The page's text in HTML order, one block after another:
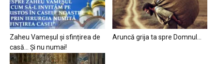
Zaheu Vameșul și sfințirea de
casă… Și nu numai!
Aruncă grija ta spre Domnul…